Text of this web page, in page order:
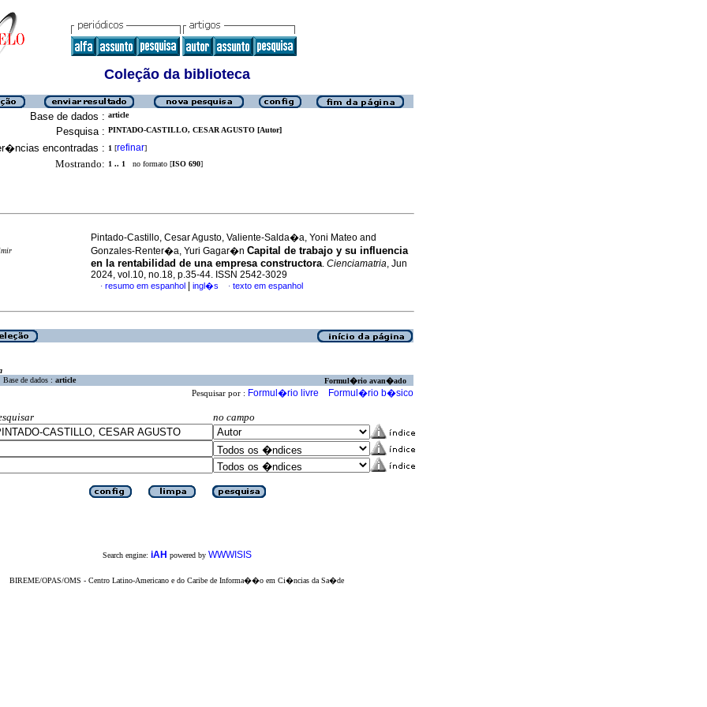
Coleção da biblioteca
Base de dados : article
Pesquisa : PINTADO-CASTILLO, CESAR AGUSTO [Autor]
encontradas : 1 [refinar]
Mostrando: 1 .. 1 no formato [ISO 690]
Pintado-Castillo, Cesar Agusto, Valiente-Salda�a, Yoni Mateo and
Gonzales-Renter�a, Yuri Gagar�n Capital de trabajo y su influencia
en la rentabilidad de una empresa constructora. Cienciamatria, Jun
2024, vol.10, no.18, p.35-44. ISSN 2542-3029
· resumo em espanhol ingl�s · texto em espanhol
Base de dados : article Formul�rio avan�ado
Pesquisar por : Formul�rio livre Formul�rio b�sico
no campo
Search engine: iAH powered by WWWISIS
BIREME/OPAS/OMS - Centro Latino-Americano e do Caribe de Informa��o em Ci�ncias da Sa�de